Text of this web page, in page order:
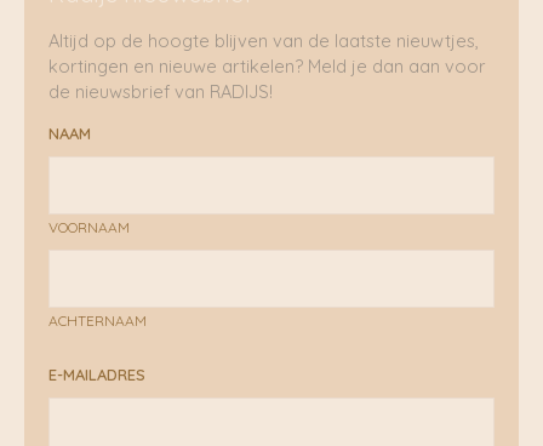
Altijd op de hoogte blijven van de laatste nieuwtjes,
kortingen en nieuwe artikelen? Meld je dan aan voor
de nieuwsbrief van RADIJS!
NAAM
VOORNAAM
ACHTERNAAM
E-MAILADRES